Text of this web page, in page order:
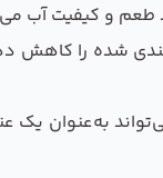
طعم و کیفیت آب
شده را کاهش
به‌عنوان یک